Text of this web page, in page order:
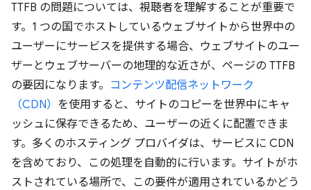
TTFB の問題については、視聴者を理解することが重要で
す。1 つの国でホストしているウェブサイトから世界中の
ユーザーにサービスを提供する場合、ウェブサイトのユー
ザーとウェブサーバーの地理的な近さが、ページの TTFB
の要因になります。 コンテンツ配信ネットワーク
（CDN） を使用すると、サイトのコピーを世界中にキャ
ッシュに保存できるため、ユーザーの近くに配置できま
す。多くのホスティング プロバイダは、サービスに CDN
を含めており、この処理を自動的に行います。サイトがホ
ストされている場所で、この要件が適用されているかどう